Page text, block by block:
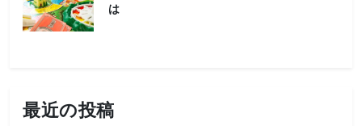
は
最近の投稿